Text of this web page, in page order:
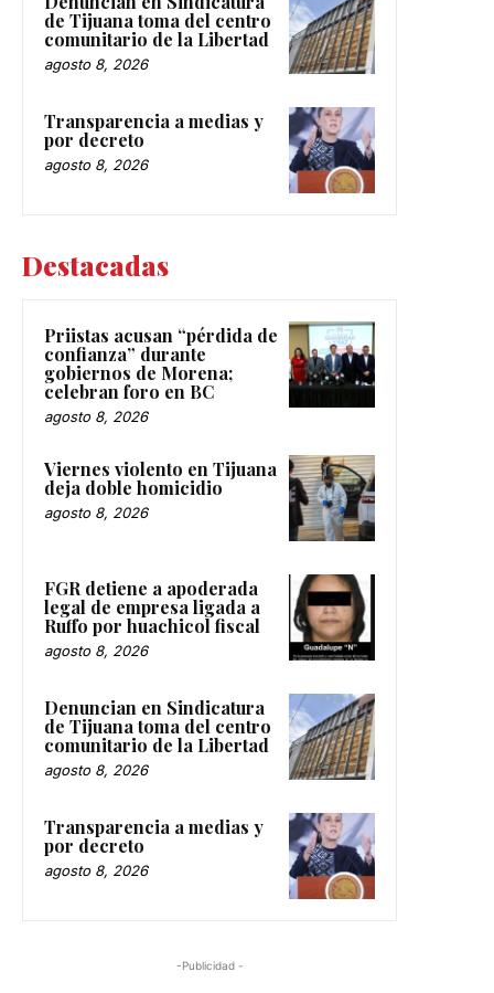
de Tijuana toma del centro
comunitario de la Libertad
agosto 8, 2026
Transparencia a medias y
por decreto
agosto 8, 2026
Destacadas
Priistas acusan “pérdida de
confianza” durante
gobiernos de Morena;
celebran foro en BC
agosto 8, 2026
Viernes violento en Tijuana
deja doble homicidio
agosto 8, 2026
FGR detiene a apoderada
legal de empresa ligada a
Ruffo por huachicol fiscal
agosto 8, 2026
Denuncian en Sindicatura
de Tijuana toma del centro
comunitario de la Libertad
agosto 8, 2026
Transparencia a medias y
por decreto
agosto 8, 2026
-Publicidad -